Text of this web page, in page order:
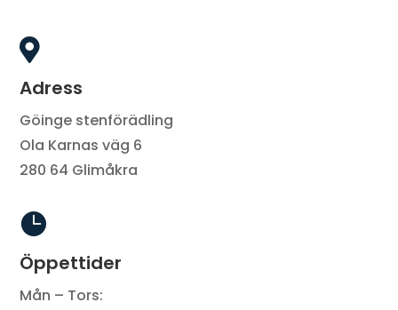

Adress
Göinge stenförädling
Ola Karnas väg 6
280 64 Glimåkra

Öppettider
Mån – Tors: